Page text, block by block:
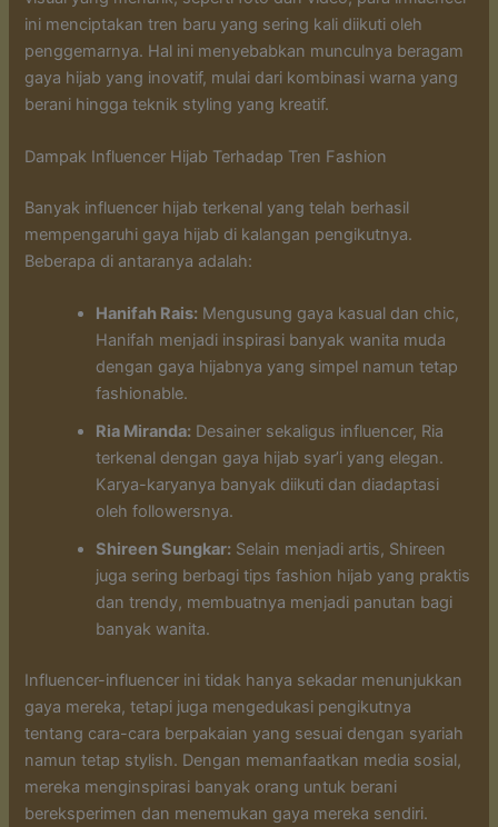
ini menciptakan tren baru yang sering kali diikuti oleh
penggemarnya. Hal ini menyebabkan munculnya beragam
gaya hijab yang inovatif, mulai dari kombinasi warna yang
berani hingga teknik styling yang kreatif.
Dampak Influencer Hijab Terhadap Tren Fashion
Banyak influencer hijab terkenal yang telah berhasil
mempengaruhi gaya hijab di kalangan pengikutnya.
Beberapa di antaranya adalah:
Hanifah Rais: Mengusung gaya kasual dan chic,
Hanifah menjadi inspirasi banyak wanita muda
dengan gaya hijabnya yang simpel namun tetap
fashionable.
Ria Miranda: Desainer sekaligus influencer, Ria
terkenal dengan gaya hijab syar’i yang elegan.
Karya-karyanya banyak diikuti dan diadaptasi
oleh followersnya.
Shireen Sungkar: Selain menjadi artis, Shireen
juga sering berbagi tips fashion hijab yang praktis
dan trendy, membuatnya menjadi panutan bagi
banyak wanita.
Influencer-influencer ini tidak hanya sekadar menunjukkan
gaya mereka, tetapi juga mengedukasi pengikutnya
tentang cara-cara berpakaian yang sesuai dengan syariah
namun tetap stylish. Dengan memanfaatkan media sosial,
mereka menginspirasi banyak orang untuk berani
bereksperimen dan menemukan gaya mereka sendiri.